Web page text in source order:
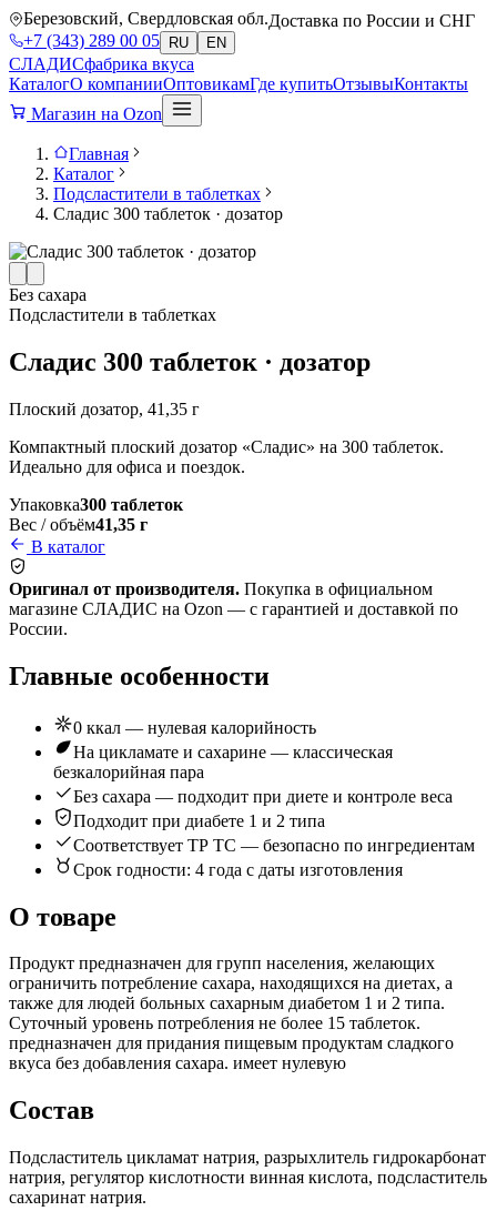
Березовский, Свердловская обл.Доставка по России и СНГ
+7 (343) 289 00 05
RU EN
СЛАДИСфабрика вкуса
КаталогО компанииОптовикамГде купитьОтзывыКонтакты
Магазин на Ozon
Главная
Каталог
Подсластители в таблетках
Сладис 300 таблеток · дозатор
Без сахара
Подсластители в таблетках
Сладис 300 таблеток · дозатор
Плоский дозатор, 41,35 г
Компактный плоский дозатор «Сладис» на 300 таблеток.
Идеально для офиса и поездок.
Упаковка300 таблеток
Вес / объём41,35 г
В каталог
Оригинал от производителя. Покупка в официальном
магазине СЛАДИС на Ozon — с гарантией и доставкой по
России.
Главные особенности
0 ккал — нулевая калорийность
На цикламате и сахарине — классическая
безкалорийная пара
Без сахара — подходит при диете и контроле веса
Подходит при диабете 1 и 2 типа
Соответствует ТР ТС — безопасно по ингредиентам
Срок годности: 4 года с даты изготовления
О товаре
Продукт предназначен для групп населения, желающих
ограничить потребление сахара, находящихся на диетах, а
также для людей больных сахарным диабетом 1 и 2 типа.
Суточный уровень потребления не более 15 таблеток.
предназначен для придания пищевым продуктам сладкого
вкуса без добавления сахара. имеет нулевую
Состав
Подсластитель цикламат натрия, разрыхлитель гидрокарбонат
натрия, регулятор кислотности винная кислота, подсластитель
сахаринат натрия.